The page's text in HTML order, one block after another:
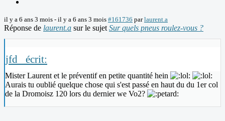
il y a 6 ans 3 mois - il y a 6 ans 3 mois #161736 parlaurent.a
Réponse de laurent.a sur le sujet Sur quels pneus roulez-vous ?
jfd_ écrit:
Mister Laurent et le préventif en petite quantité hein
Aurais tu oublié quelque chose qui s'est passé en haut du du 1er col
de la Dromoisz 120 lors du dernier we Vo2?